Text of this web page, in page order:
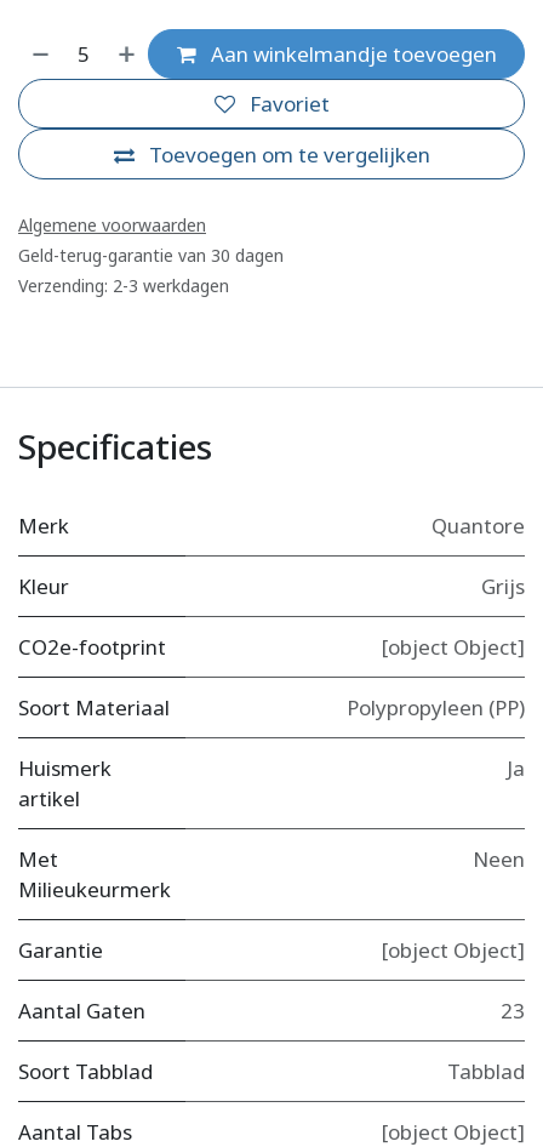
Aan winkelmandje toevoegen
Toevoegen om te vergelijken
Favoriet
Algemene voorwaarden
Geld-terug-garantie van 30 dagen
Verzending: 2-3 werkdagen
Specificaties
Merk Quantore
Kleur Grijs
CO2e-footprint [object Object]
Soort Materiaal Polypropyleen (PP)
Huismerk
artikel
Ja
Met
Milieukeurmerk
Neen
Garantie [object Object]
Aantal Gaten 23
Soort Tabblad Tabblad
Aantal Tabs [object Object]